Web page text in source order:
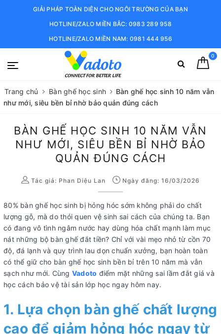
GIẢI PHÁP TOÀN DIỆN CHO NGÔI TRƯỜNG CỦA BẠN
HOTLINE/ZALO MIỀN BẮC: 0983 289 958
HOTLINE/ZALO MIỀN NAM: 0981 444 956
0
Trang chủ Bàn ghế học sinh
Bàn ghế học sinh 10 năm vẫn
như mới, siêu bền bỉ nhờ bảo quản đúng cách
BÀN GHẾ HỌC SINH 10 NĂM VẪN
NHƯ MỚI, SIÊU BỀN BỈ NHỜ BẢO
QUẢN ĐÚNG CÁCH
Tác giả: Phan Diệu Lan Ngày đăng: 16/03/2026
80% bàn ghế học sinh bị hỏng hóc sớm không phải do chất
lượng gỗ, mà do thói quen vệ sinh sai cách của chúng ta. Bạn
có đang vô tình ngâm nước hay dùng hóa chất mạnh làm mục
nát những bộ bàn ghế đắt tiền? Chỉ với vài mẹo nhỏ từ cồn 70
độ, đá lạnh và quy trình lau dọn chuẩn xưởng, bạn hoàn toàn
có thể giữ cho bàn ghế học sinh bền bỉ trên 10 năm mà vẫn
sạch như mới. Cùng Vadoto điểm mặt những sai lầm đắt giá và
học cách bảo vệ tài sản lớp học ngay hôm nay.
1. Lựa chọn bàn ghế chất lượng
cao để giảm hỏng hóc ngay từ